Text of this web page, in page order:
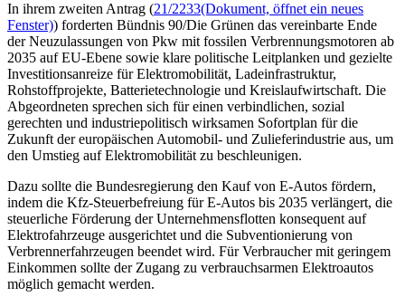
In ihrem zweiten Antrag (21/2233(Dokument, öffnet ein neues
Fenster)) forderten Bündnis 90/Die Grünen das vereinbarte Ende
der Neuzulassungen von Pkw mit fossilen Verbrennungsmotoren ab
2035 auf EU-Ebene sowie klare politische Leitplanken und gezielte
Investitionsanreize für Elektromobilität, Ladeinfrastruktur,
Rohstoffprojekte, Batterietechnologie und Kreislaufwirtschaft. Die
Abgeordneten sprechen sich für einen verbindlichen, sozial
gerechten und industriepolitisch wirksamen Sofortplan für die
Zukunft der europäischen Automobil- und Zulieferindustrie aus, um
den Umstieg auf Elektromobilität zu beschleunigen.
Dazu sollte die Bundesregierung den Kauf von E-Autos fördern,
indem die Kfz-Steuerbefreiung für E-Autos bis 2035 verlängert, die
steuerliche Förderung der Unternehmensflotten konsequent auf
Elektrofahrzeuge ausgerichtet und die Subventionierung von
Verbrennerfahrzeugen beendet wird. Für Verbraucher mit geringem
Einkommen sollte der Zugang zu verbrauchsarmen Elektroautos
möglich gemacht werden.